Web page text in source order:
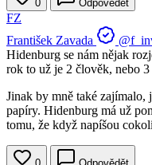
0 Odpovědět
FZ
František Zavada
Hidenburg se nám nějak
rok to už je 2 člověk, nebo
Jinak by mně také zajímalo,
papíry. Hidenburg má už
tomu, že když napíšou